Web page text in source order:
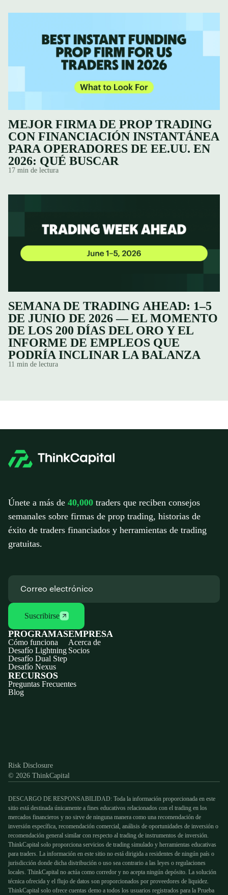
MEJOR FIRMA DE PROP TRADING
CON FINANCIACIÓN INSTANTÁNEA
PARA OPERADORES DE EE.UU. EN
2026: QUÉ BUSCAR
17 min de lectura
SEMANA DE TRADING AHEAD: 1–5
DE JUNIO DE 2026 — EL MOMENTO
DE LOS 200 DÍAS DEL ORO Y EL
INFORME DE EMPLEOS QUE
PODRÍA INCLINAR LA BALANZA
11 min de lectura
Únete a más de 40,000 traders que reciben consejos
semanales sobre firmas de prop trading, historias de
éxito de traders financiados y herramientas de trading
gratuitas.
Suscribirse
PROGRAMAS
Cómo funciona
Desafío Lightning
Desafío Dual Step
Desafío Nexus
EMPRESA
Acerca de
Socios
RECURSOS
Preguntas Frecuentes
Blog
Risk Disclosure
© 2026 ThinkCapital
DESCARGO DE RESPONSABILIDAD: Toda la información proporcionada en este
sitio está destinada únicamente a fines educativos relacionados con el trading en los
mercados financieros y no sirve de ninguna manera como una recomendación de
inversión específica, recomendación comercial, análisis de oportunidades de inversión o
recomendación general similar con respecto al trading de instrumentos de inversión.
ThinkCapital solo proporciona servicios de trading simulado y herramientas educativas
para traders. La información en este sitio no está dirigida a residentes de ningún país o
jurisdicción donde dicha distribución o uso sea contrario a las leyes o regulaciones
locales. ThinkCapital no actúa como corredor y no acepta ningún depósito. La solución
técnica ofrecida y el flujo de datos son proporcionados por proveedores de liquidez.
ThinkCapital solo ofrece cuentas demo a todos los usuarios registrados para la Prueba